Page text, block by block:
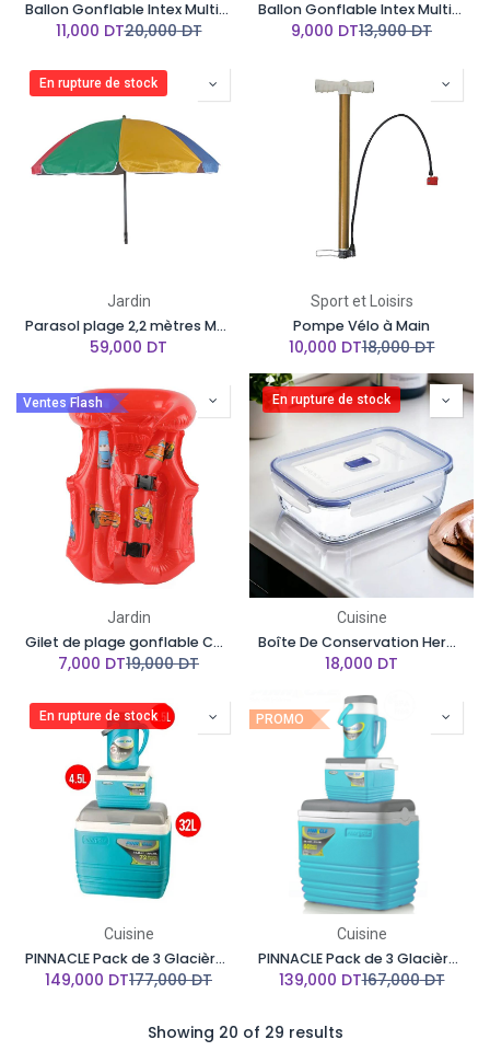
Ballon Gonflable Intex Multicolore Design mer - D 61 cm
11,000 DT20,000DT
Ballon Gonflable Intex Multicolore Design mer - D 51 cm
9,000 DT13,900DT
En rupture de stock
Jardin
Parasol plage 2,2 mètres Multicolore
59,000 DT
Sport et Loisirs
Pompe Vélo à Main
10,000 DT18,000DT
Ventes Flash
Jardin
Gilet de plage gonflable Cars - Rouge - 48 cm
7,000 DT19,000DT
En rupture de stock
Cuisine
Boîte De Conservation Hermétique En Verre Rectangulaire LUMINARC Avec Couvercle 122 CL
18,000 DT
En rupture de stock
Cuisine
PINNACLE Pack de 3 Glacières isolé Portable - BPA Free - 32L/4.5L/2.5L
149,000 DT177,000DT
PROMO
Cuisine
PINNACLE Pack de 3 Glacières isolé Portable - BPA Free - 25L/4.5L/2L
139,000 DT167,000DT
Showing 20 of 29 results